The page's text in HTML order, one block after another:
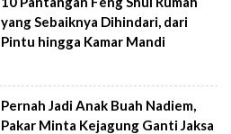
yang Sebaiknya Dihindari, dari
Pintu hingga Kamar Mandi
Pernah Jadi Anak Buah Nadiem,
Pakar Minta Kejagung Ganti Jaksa